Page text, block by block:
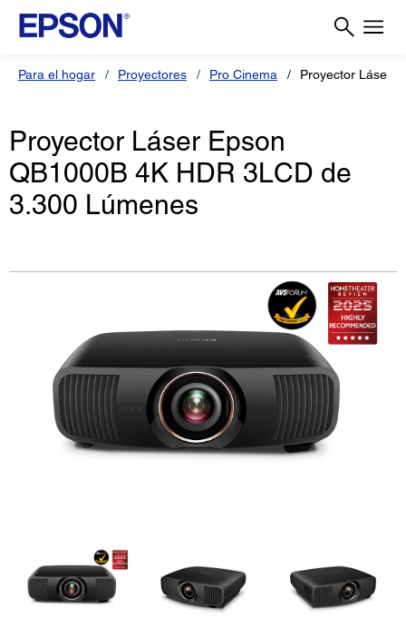
Para el hogar Proyectores Pro Cinema Proyector Láser
Proyector Láser Epson
QB1000B 4K HDR 3LCD de
3.300 Lúmenes